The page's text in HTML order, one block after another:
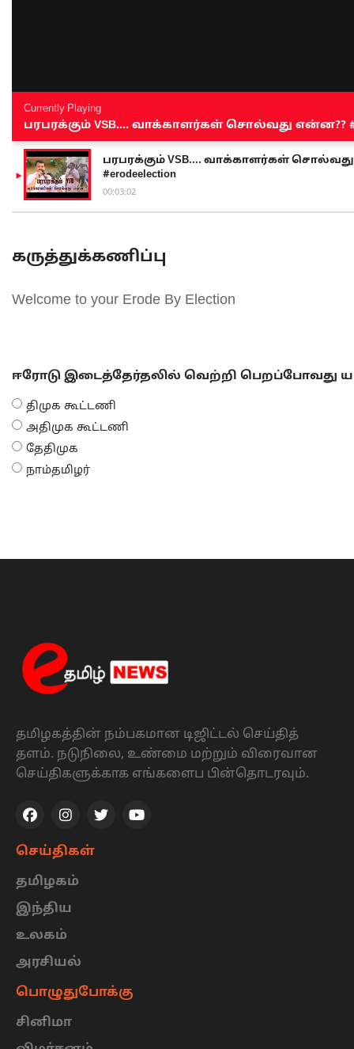
Currently Playing
பரபரக்கும் VSB.... வாக்காளர்கள் சொல்வது என்ன??
பரபரக்கும் VSB.... வாக்காளர்கள் சொல்வது
#erodeelection
00:03:02
கருத்துக்கணிப்பு
Welcome to your Erode By Election
ஈரோடு இடைத்தேர்தலில் வெற்றி பெறப்போவது
திமுக கூட்டணி
அதிமுக கூட்டணி
தேதிமுக
நாம்தமிழர்
தமிழகத்தின் நம்பகமான டிஜிட்டல் செய்தித்
தளம். நடுநிலை, உண்மை மற்றும் விரைவான
செய்திகளுக்காக எங்களைப பின்தொடரவும்.
செய்திகள்
தமிழகம்
இந்திய
உலகம்
அரசியல்
பொழுதுபோக்கு
சினிமா